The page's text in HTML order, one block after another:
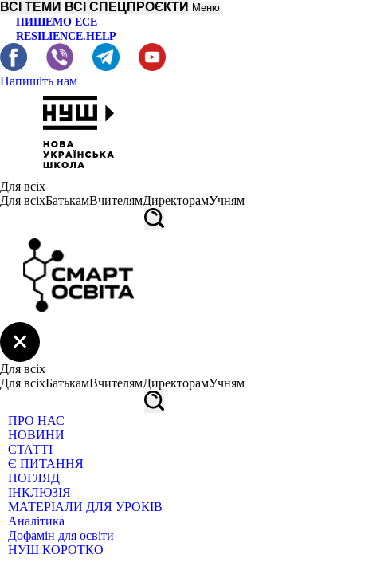
ВСІ ТЕМИ ВСІ СПЕЦПРОЄКТИ Меню
ПИШЕМО ЕСЕ
RESILIENCE.HELP
Напишіть нам
Для всіх
Для всіхБатькамВчителямДиректорамУчням
Для всіх
Для всіхБатькамВчителямДиректорамУчням
ПРО НАС
НОВИНИ
СТАТТІ
Є ПИТАННЯ
ПОГЛЯД
ІНКЛЮЗІЯ
МАТЕРІАЛИ ДЛЯ УРОКІВ
Аналітика
Дофамін для освіти
НУШ КОРОТКО